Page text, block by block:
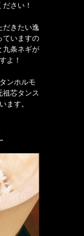
さい！
だきたい逸
ていますの
九条ネギが
よ！
ンホルモ
祖芯タンス
ます。